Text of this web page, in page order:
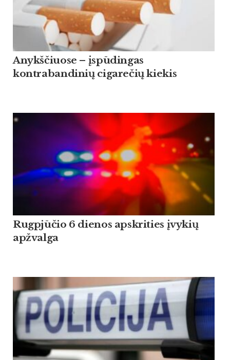
Anykščiuose – įspūdingas
kontrabandinių cigarečių kiekis
Rugpjūčio 6 dienos apskrities įvykių
apžvalga